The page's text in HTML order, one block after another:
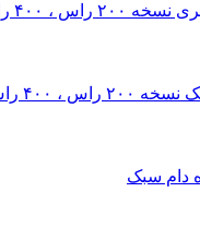
راس و نامحدود
و نا محدود
دام سبک